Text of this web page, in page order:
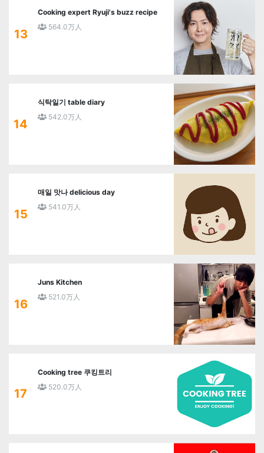
13
Cooking expert Ryuji's buzz recipe
564.0万人
14
식탁일기 table diary
542.0万人
15
매일 맛나 delicious day
541.0万人
16
Juns Kitchen
521.0万人
17
Cooking tree 쿠킹트리
520.0万人